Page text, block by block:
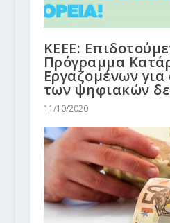
ΚΕΕΕ:
Πρόγραμμα
Εργαζομένων
των ψηφιακών
11/10/2020